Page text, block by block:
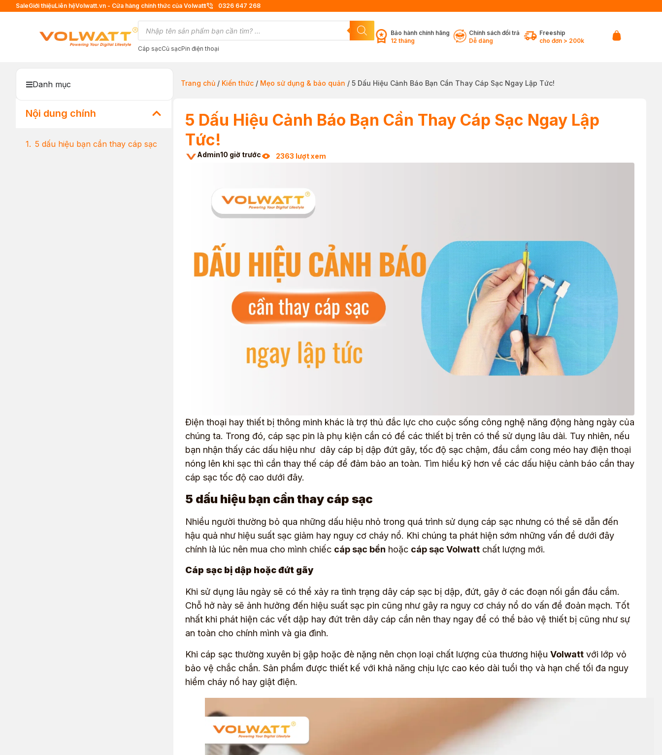
SaleGiới thiệuLiên hệVolwatt.vn - Cửa hàng chính thức của Volwatt 0326 647 268
Cáp sạcCủ sạcPin điện thoại
Bảo hành chính hãng
12 tháng
Chính sách đổi trả
Dễ dàng
Freeship
cho đơn > 200k
Danh mục Trang chủ / Kiến thức / Mẹo sử dụng & bảo quản / 5 Dấu Hiệu Cảnh Báo Bạn Cần Thay Cáp Sạc Ngay Lập Tức!
Nội dung chính
5 dấu hiệu bạn cần thay cáp sạc
5 Dấu Hiệu Cảnh Báo Bạn Cần Thay Cáp Sạc Ngay Lập
Tức!
Admin10 giờ trước 2363 lượt xem
Điện thoại hay thiết bị thông minh khác là trợ thủ đắc lực cho cuộc sống công nghệ năng động hàng ngày của
chúng ta. Trong đó, cáp sạc pin là phụ kiện cần có để các thiết bị trên có thể sử dụng lâu dài. Tuy nhiên, nếu
bạn nhận thấy các dấu hiệu như dây cáp bị dập đứt gãy, tốc độ sạc chậm, đầu cắm cong méo hay điện thoại
nóng lên khi sạc thì cần thay thế cáp để đảm bảo an toàn. Tìm hiểu kỹ hơn về các dấu hiệu cảnh báo cần thay
cáp sạc tốc độ cao dưới đây.
5 dấu hiệu bạn cần thay cáp sạc
Nhiều người thường bỏ qua những dấu hiệu nhỏ trong quá trình sử dụng cáp sạc nhưng có thể sẽ dẫn đến
hậu quả như hiệu suất sạc giảm hay nguy cơ cháy nổ. Khi chúng ta phát hiện sớm những vấn đề dưới đây
chính là lúc nên mua cho mình chiếc cáp sạc bền hoặc cáp sạc Volwatt chất lượng mới.
Cáp sạc bị dập hoặc đứt gãy
Khi sử dụng lâu ngày sẽ có thể xảy ra tình trạng dây cáp sạc bị dập, đứt, gãy ở các đoạn nối gần đầu cắm.
Chỗ hở này sẽ ảnh hưởng đến hiệu suất sạc pin cũng như gây ra nguy cơ cháy nổ do vấn đề đoản mạch. Tốt
nhất khi phát hiện các vết dập hay đứt trên dây cáp cần nên thay ngay để có thể bảo vệ thiết bị cũng như sự
an toàn cho chính mình và gia đình.
Khi cáp sạc thường xuyên bị gập hoặc đè nặng nên chọn loại chất lượng của thương hiệu Volwatt với lớp vỏ
bảo vệ chắc chắn. Sản phẩm được thiết kế với khả năng chịu lực cao kéo dài tuổi thọ và hạn chế tối đa nguy
hiểm cháy nổ hay giật điện.